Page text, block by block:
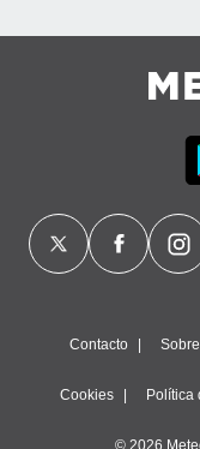
Contacto
Cookies Política
© 2026